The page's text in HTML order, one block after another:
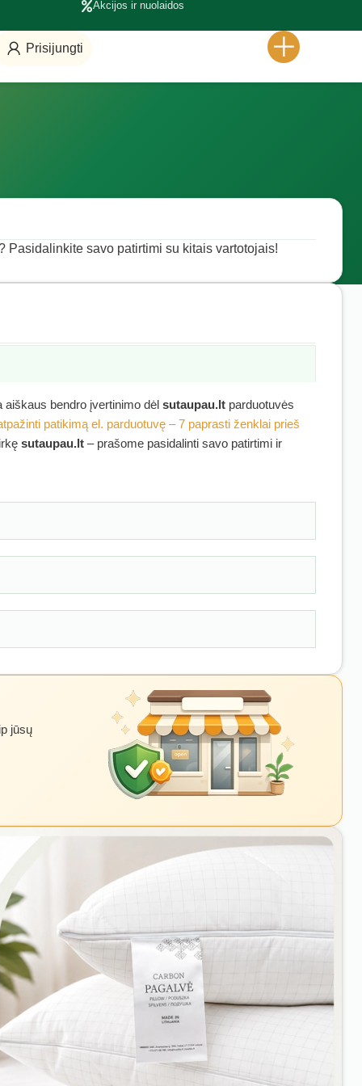
Akcijos ir nuolaidos
Prisijungti
savo patirtimi su kitais vartotojais!
aiškaus bendro įvertinimo dėl sutaupau.lt parduotuvės
patikimą el. parduotuvę – 7 paprasti ženklai prieš
sutaupau.lt – prašome pasidalinti savo patirtimi ir
jūsų